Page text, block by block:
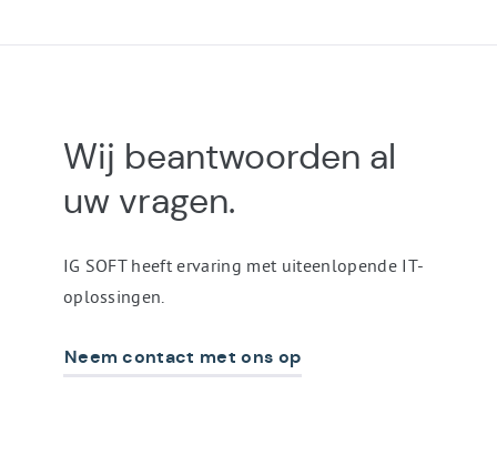
Kontakt
&
Steun
Wij beantwoorden al
uw vragen.
IG SOFT heeft ervaring met uiteenlopende IT-
oplossingen.
Neem contact met ons op